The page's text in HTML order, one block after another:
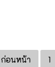
ก่อนหน้า 1